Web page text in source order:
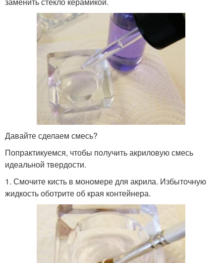
Давайте сделаем смесь?
Попрактикуемся, чтобы получить акриловую смесь
идеальной твердости.
1. Смочите кисть в мономере для акрила. Избыточную
жидкость оботрите об края контейнера.